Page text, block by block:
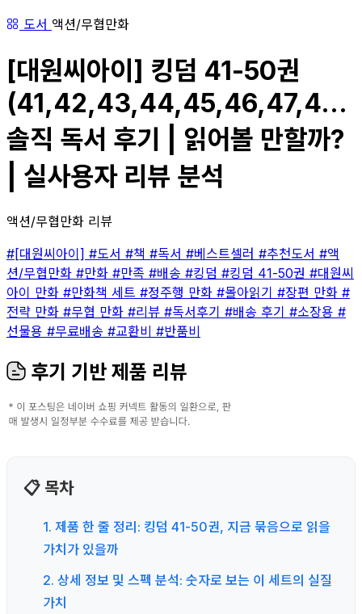
도서 액션/무협만화
[대원씨아이] 킹덤 41-50권
(41,42,43,44,45,46,47,4...
솔직 독서 후기 | 읽어볼 만할까?
| 실사용자 리뷰 분석
액션/무협만화 리뷰
#[대원씨아이] #도서 #책 #독서 #베스트셀러 #추천도서 #액
션/무협만화 #만화 #만족 #배송 #킹덤 #킹덤 41-50권 #대원씨
아이 만화 #만화책 세트 #정주행 만화 #몰아읽기 #장편 만화 #
전략 만화 #무협 만화 #리뷰 #독서후기 #배송 후기 #소장용 #
선물용 #무료배송 #교환비 #반품비
후기 기반 제품 리뷰
📋 목차
1. 제품 한 줄 정리: 킹덤 41-50권, 지금 묶음으로 읽을
가치가 있을까
2. 상세 정보 및 스펙 분석: 숫자로 보는 이 세트의 실질
가치